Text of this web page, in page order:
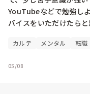
YouTubeなどで勉強し
バイスをいただけたらと
カルテ メンタル 転職
05/08